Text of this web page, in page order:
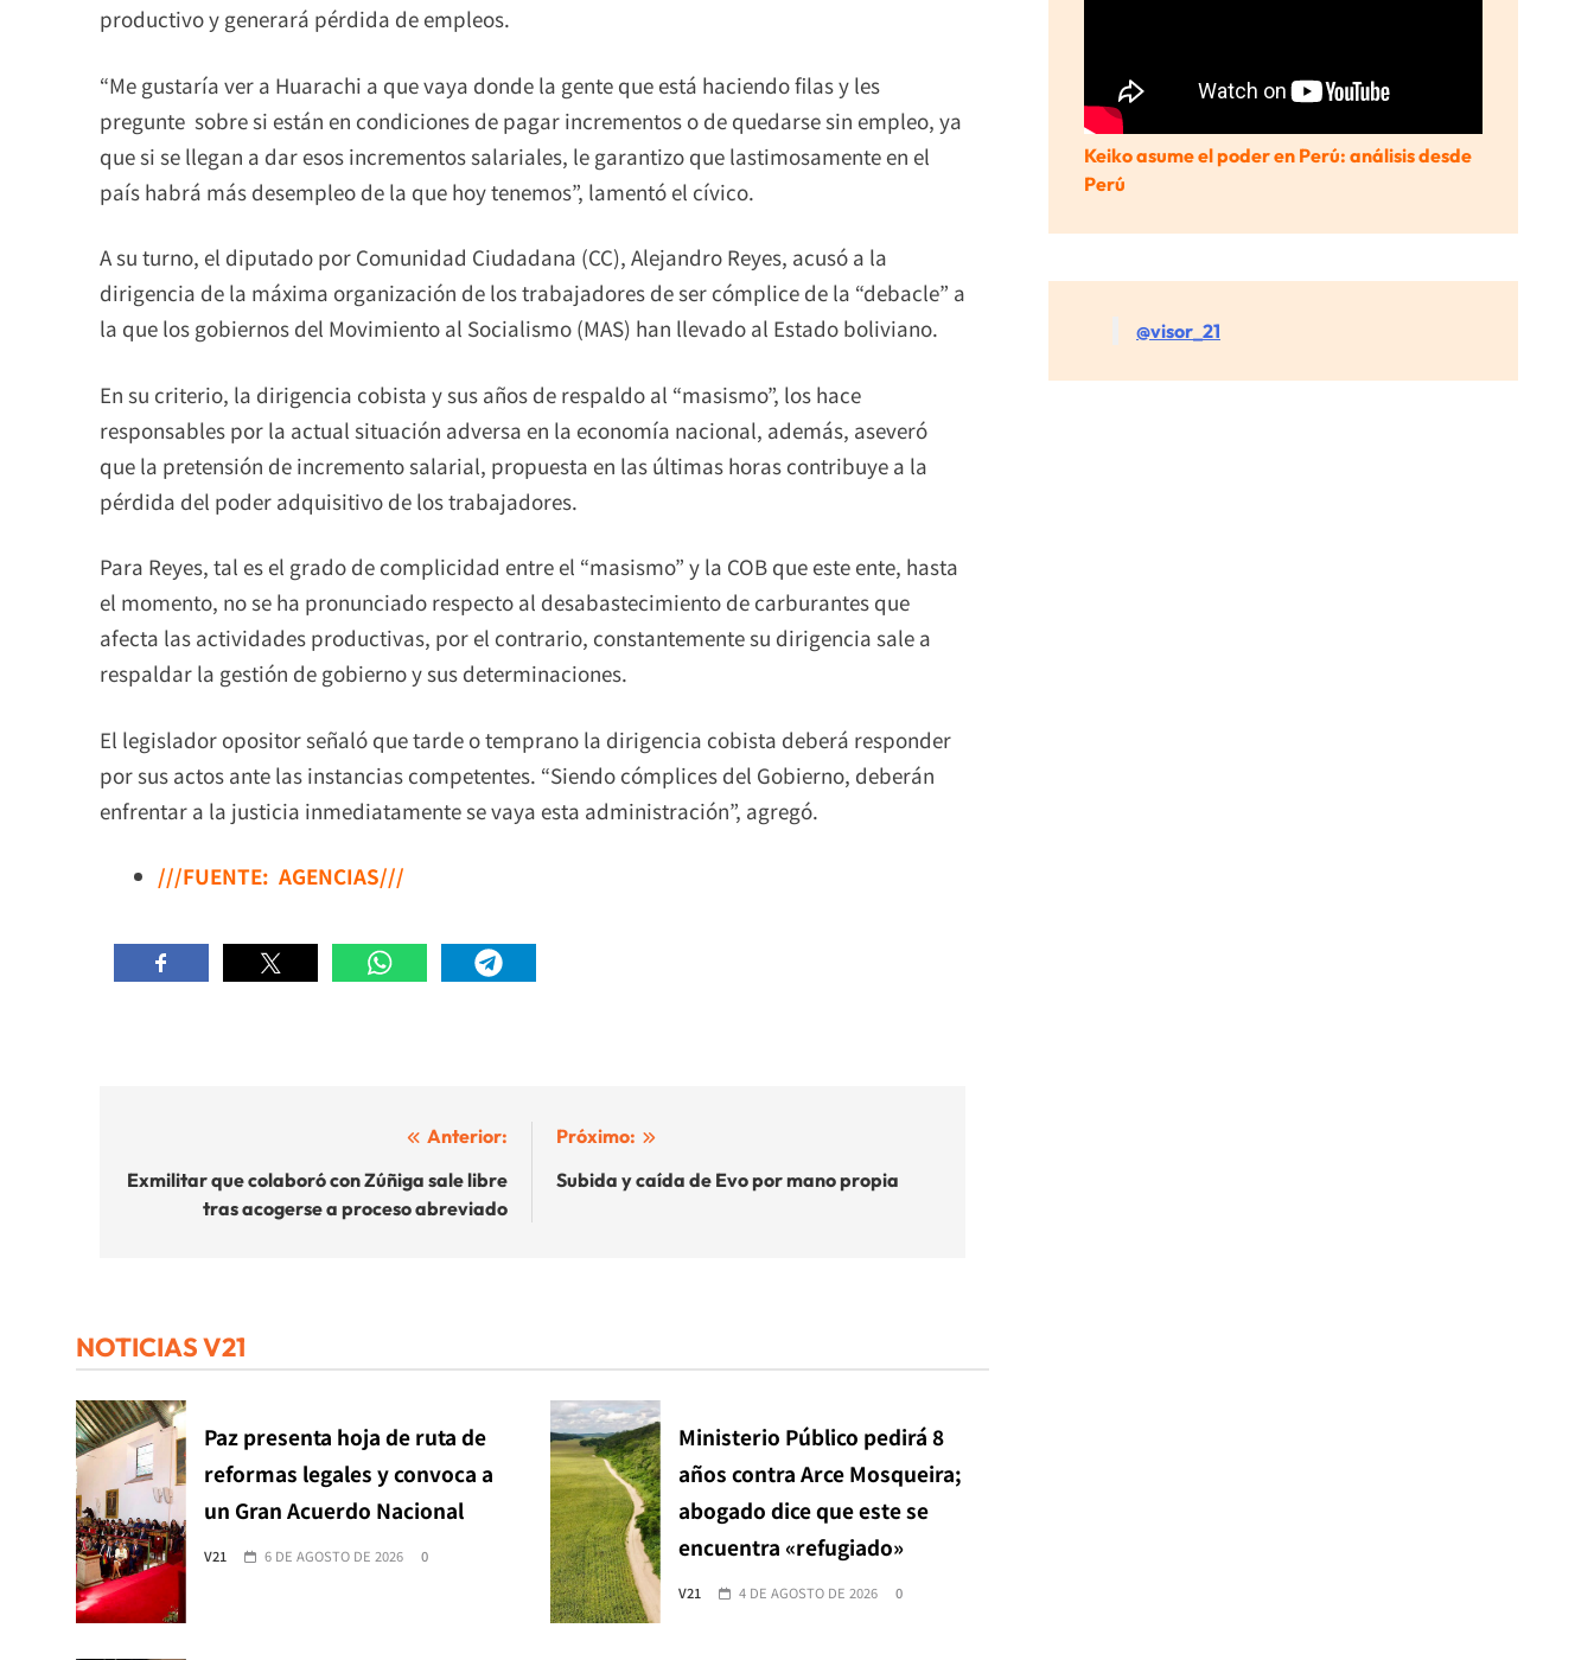
productivo y generará pérdida de empleos.
“Me gustaría ver a Huarachi a que vaya donde la gente que está haciendo filas y les
pregunte sobre si están en condiciones de pagar incrementos o de quedarse sin empleo, ya
que si se llegan a dar esos incrementos salariales, le garantizo que lastimosamente en el
país habrá más desempleo de la que hoy tenemos”, lamentó el cívico.
A su turno, el diputado por Comunidad Ciudadana (CC), Alejandro Reyes, acusó a la
dirigencia de la máxima organización de los trabajadores de ser cómplice de la “debacle” a
la que los gobiernos del Movimiento al Socialismo (MAS) han llevado al Estado boliviano.
En su criterio, la dirigencia cobista y sus años de respaldo al “masismo”, los hace
responsables por la actual situación adversa en la economía nacional, además, aseveró
que la pretensión de incremento salarial, propuesta en las últimas horas contribuye a la
pérdida del poder adquisitivo de los trabajadores.
Para Reyes, tal es el grado de complicidad entre el “masismo” y la COB que este ente, hasta
el momento, no se ha pronunciado respecto al desabastecimiento de carburantes que
afecta las actividades productivas, por el contrario, constantemente su dirigencia sale a
respaldar la gestión de gobierno y sus determinaciones.
El legislador opositor señaló que tarde o temprano la dirigencia cobista deberá responder
por sus actos ante las instancias competentes. “Siendo cómplices del Gobierno, deberán
enfrentar a la justicia inmediatamente se vaya esta administración”, agregó.
///FUENTE: AGENCIAS///
de
entradas
Anterior:
Exmilitar que colaboró con Zúñiga sale libre
tras acogerse a proceso abreviado
Próximo:
Subida y caída de Evo por mano propia
NOTICIAS V21
Paz presenta hoja de ruta de
reformas legales y convoca a
un Gran Acuerdo Nacional
V21 6 DE AGOSTO DE 2026 0
Ministerio Público pedirá 8
años contra Arce Mosqueira;
abogado dice que este se
encuentra «refugiado»
V21 4 DE AGOSTO DE 2026 0
Keiko asume el poder en Perú: análisis desde
Perú
@visor_21